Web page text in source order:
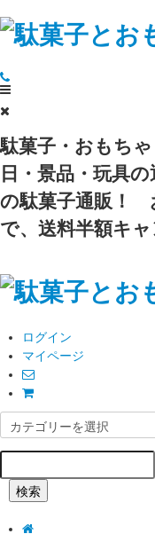
駄菓子・おもち
日・景品・玩具
の駄菓子通販！
で、送料半額キャ
ログイン
マイページ
検索